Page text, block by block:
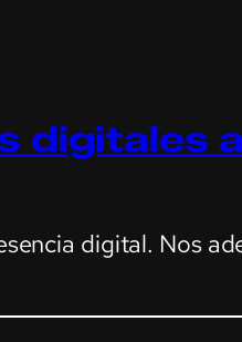
digitales
digital. Nos